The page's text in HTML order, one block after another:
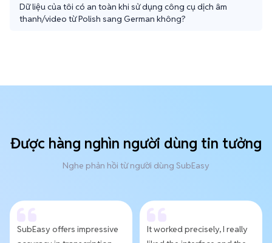
Dữ liệu của tôi có an toàn khi sử dụng công cụ dịch âm
thanh/video từ Polish sang German không?
Được hàng nghìn người dùng tin tưởng
Nghe phản hồi từ người dùng SubEasy
SubEasy offers impressive
It worked precisely, I really